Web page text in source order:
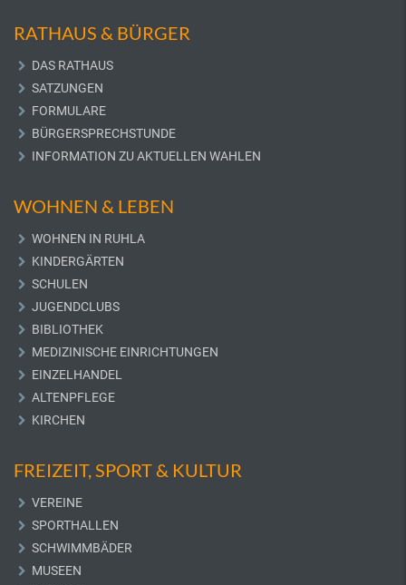
RATHAUS & BÜRGER
DAS RATHAUS
SATZUNGEN
FORMULARE
BÜRGERSPRECHSTUNDE
INFORMATION ZU AKTUELLEN WAHLEN
WOHNEN & LEBEN
WOHNEN IN RUHLA
KINDERGÄRTEN
SCHULEN
JUGENDCLUBS
BIBLIOTHEK
MEDIZINISCHE EINRICHTUNGEN
EINZELHANDEL
ALTENPFLEGE
KIRCHEN
FREIZEIT, SPORT & KULTUR
VEREINE
SPORTHALLEN
SCHWIMMBÄDER
MUSEEN